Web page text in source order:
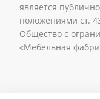
является
положениями ст.
Общество с
«Мебельная